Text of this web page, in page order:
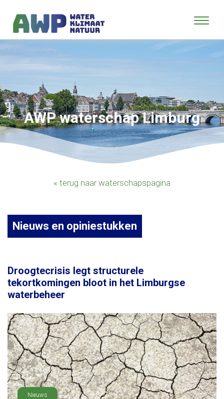
AWP waterschap Limburg
« terug naar waterschapspagina
Nieuws en opiniestukken
Droogtecrisis legt structurele
tekortkomingen bloot in het Limburgse
waterbeheer
Nieuws